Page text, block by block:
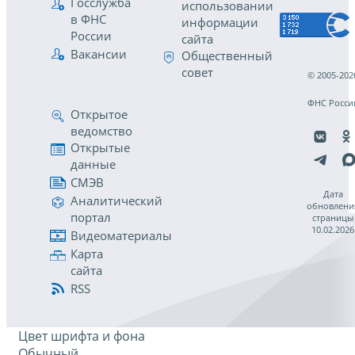
в ФНС
России
Вакансии
использовании
информации
сайта
Общественный
совет
Открытое
ведомство
Открытые
данные
СМЭВ
Аналитический
портал
Видеоматериалы
Карта
сайта
RSS
© 2005-
ФНС
Дата
страницы
10.02.2026
Цвет шрифта и фона